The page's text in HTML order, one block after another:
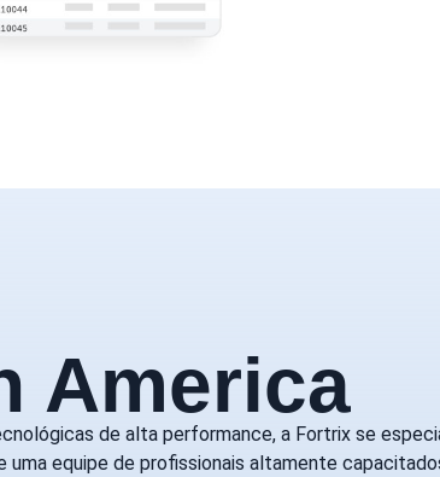
America
de alta performance, a Fortrix se
uma equipe de profissionais altamente